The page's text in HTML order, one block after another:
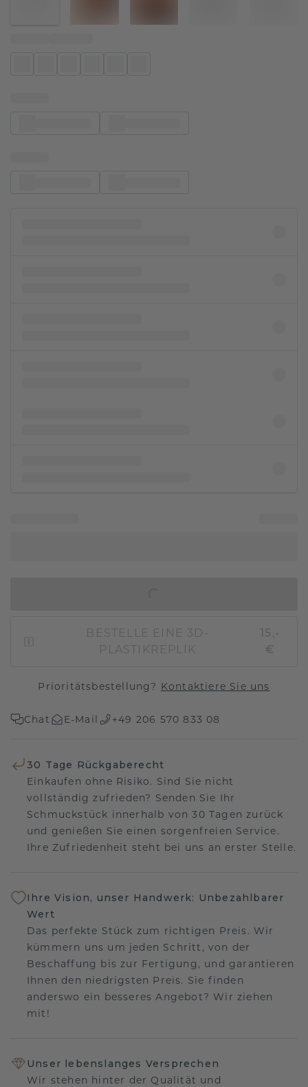
BESTELLE EINE 3D-
PLASTIKREPLIK
15,-
€
Prioritätsbestellung? Kontaktiere Sie uns
Chat E-Mail +49 206 570 833 08
30 Tage Rückgaberecht
Einkaufen ohne Risiko. Sind Sie nicht
vollständig zufrieden? Senden Sie Ihr
Schmuckstück innerhalb von 30 Tagen zurück
und genießen Sie einen sorgenfreien Service.
Ihre Zufriedenheit steht bei uns an erster Stelle.
Ihre Vision, unser Handwerk: Unbezahlbarer
Wert
Das perfekte Stück zum richtigen Preis. Wir
kümmern uns um jeden Schritt, von der
Beschaffung bis zur Fertigung, und garantieren
Ihnen den niedrigsten Preis. Sie finden
anderswo ein besseres Angebot? Wir ziehen
mit!
Unser lebenslanges Versprechen
Wir stehen hinter der Qualität und